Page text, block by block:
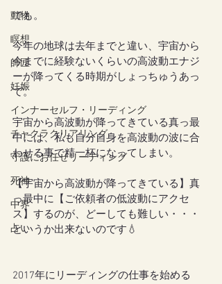
動物
瞑想
師匠
妊娠
インナーセルフ・リーディング
チャクラクリアリング
守護にお任せリーディング
死神
中界
占い
でも。
今年の地球は去年までと違い、宇宙から
今までに経験ないくらいの高波動エナジ
ーが降ってくる時期がしょっちゅうあっ
て。
宇宙から高波動が降ってきている真っ最
中には、私も自分自身を高波動の波に合
わせる事で精一杯になってしまい。
【宇宙から高波動が降ってきている】真
っ最中に【ご依頼者の低波動にアクセ
ス】するのが、どーしても難しい・・・
というか出来ないのです💧
2017年にリーディングの仕事を始める